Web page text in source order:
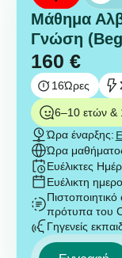
Μάθημα
Γνώση
160 €
16Ώρες
6–10 ετών &
Ώρα έναρξης:
Ώρα
Ευέλικτες
Ευέλικτη
πρότυπα του
Γηγενείς